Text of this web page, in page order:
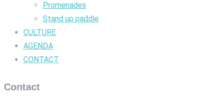
Promenades
Stand up paddle
CULTURE
AGENDA
CONTACT
Contact